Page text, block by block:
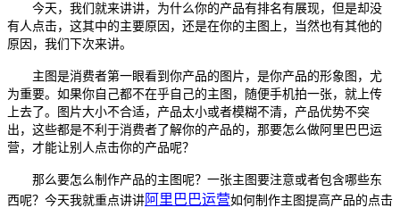
今天，我们就来讲讲，为什么你的产品有排名有展现，但是却没
有人点击，这其中的主要原因，还是在你的主图上，当然也有其他的
原因，我们下次来讲。
主图是消费者第一眼看到你产品的图片，是你产品的形象图，尤
为重要。如果你自己都不在乎自己的主图，随便手机拍一张，就上传
上去了。图片大小不合适，产品太小或者模糊不清，产品优势不突
出，这些都是不利于消费者了解你的产品的，那要怎么做阿里巴巴运
营，才能让别人点击你的产品呢？
那么要怎么制作产品的主图呢？一张主图要注意或者包含哪些东
西呢？今天我就重点讲讲 阿里巴巴运营如何制作主图提高产品的点击